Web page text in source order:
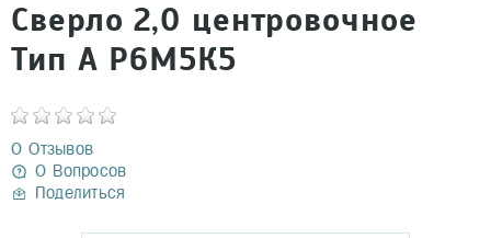
Сверло 2,0 центровочное
Тип А Р6М5К5
0 Отзывов
0 Вопросов
Поделиться